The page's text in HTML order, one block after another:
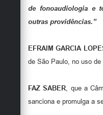
de fonoaudiologia e
outras providências.”
EFRAIM GARCIA
de São Paulo, no uso
FAZ SABER, que a
sanciona e promulga a